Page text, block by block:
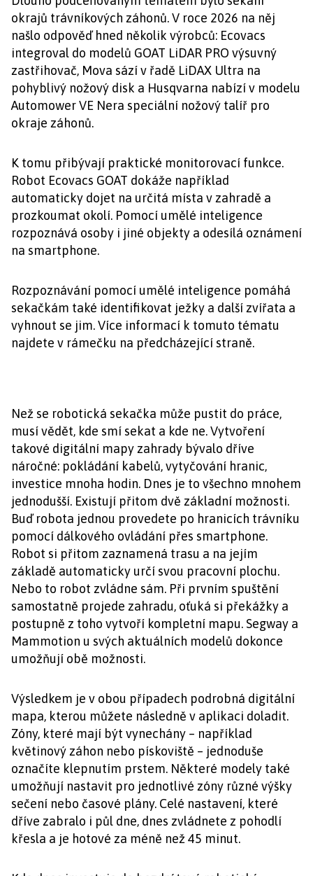
okrajů trávníkových záhonů. V roce 2026 na něj
našlo odpověď hned několik výrobců: Ecovacs
integroval do modelů GOAT LiDAR PRO výsuvný
zastřihovač, Mova sází v řadě LiDAX Ultra na
pohyblivý nožový disk a Husqvarna nabízí v modelu
Automower VE Nera speciální nožový talíř pro
okraje záhonů.
K tomu přibývají praktické monitorovací funkce.
Robot Ecovacs GOAT dokáže například
automaticky dojet na určitá místa v zahradě a
prozkoumat okolí. Pomocí umělé inteligence
rozpoznává osoby i jiné objekty a odesílá oznámení
na smartphone.
Rozpoznávání pomocí umělé inteligence pomáhá
sekačkám také identifikovat ježky a další zvířata a
vyhnout se jim. Více informací k tomuto tématu
najdete v rámečku na předcházející straně.
Než se robotická sekačka může pustit do práce,
musí vědět, kde smí sekat a kde ne. Vytvoření
takové digitální mapy zahrady bývalo dříve
náročné: pokládání kabelů, vytyčování hranic,
investice mnoha hodin. Dnes je to všechno mnohem
jednodušší. Existují přitom dvě základní možnosti.
Buď robota jednou provedete po hranicích trávníku
pomocí dálkového ovládání přes smartphone.
Robot si přitom zaznamená trasu a na jejím
základě automaticky určí svou pracovní plochu.
Nebo to robot zvládne sám. Při prvním spuštění
samostatně projede zahradu, oťuká si překážky a
postupně z toho vytvoří kompletní mapu. Segway a
Mammotion u svých aktuálních modelů dokonce
umožňují obě možnosti.
Výsledkem je v obou případech podrobná digitální
mapa, kterou můžete následně v aplikaci doladit.
Zóny, které mají být vynechány – například
květinový záhon nebo pískoviště – jednoduše
označíte klepnutím prstem. Některé modely také
umožňují nastavit pro jednotlivé zóny různé výšky
sečení nebo časové plány. Celé nastavení, které
dříve zabralo i půl dne, dnes zvládnete z pohodlí
křesla a je hotové za méně než 45 minut.